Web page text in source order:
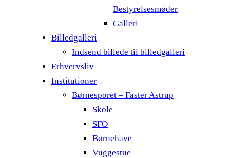
Bestyrelsesmøder
Galleri
Billedgalleri
Indsend billede til billedgalleri
Erhvervsliv
Institutioner
Børnesporet – Faster Astrup
Skole
SFO
Børnehave
Vuggestue